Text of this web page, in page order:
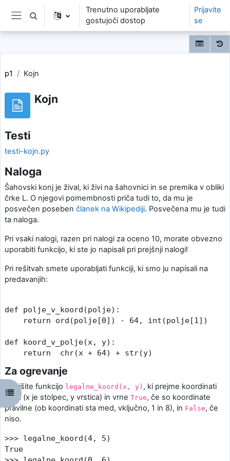
Preskoči na glavno vsebino
Stransko polje
Preklopi iskalni vnos
Trenutno uporabljate
gostujoči dostop
Prijavite
se
Odpri kazalo predmeta
p1 Kojn
Kojn
Testi
testi-kojn.py
Naloga
Šahovski konj je žival, ki živi na šahovnici in se premika v obliki
črke L. O njegovi pomembnosti priča tudi to, da mu je
posvečen poseben članek na Wikipediji. Posvečena mu je tudi
ta naloga.
Pri vsaki nalogi, razen pri nalogi za oceno 10, morate obvezno
uporabiti funkcijo, ki ste jo napisali pri prejšnji nalogi!
Pri rešitvah smete uporabljati funkciji, ki smo ju napisali na
predavanjih:
def polje_v_koord(polje):
    return ord(polje[0]) - 64, int(polje[1])
def koord_v_polje(x, y):
Za ogrevanje
Napišite funkcijo legalne_koord(x, y) , ki prejme koordinati
polja (x je stolpec, y vrstica) in vrne True, če so koordinate
pravilne (ob koordinati sta med, vključno, 1 in 8), in False, če
niso.
>>> legalne_koord(4, 5)
True